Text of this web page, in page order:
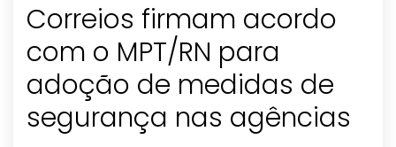
Correios firmam acordo
com o MPT/RN para
adoção de medidas de
segurança nas agências